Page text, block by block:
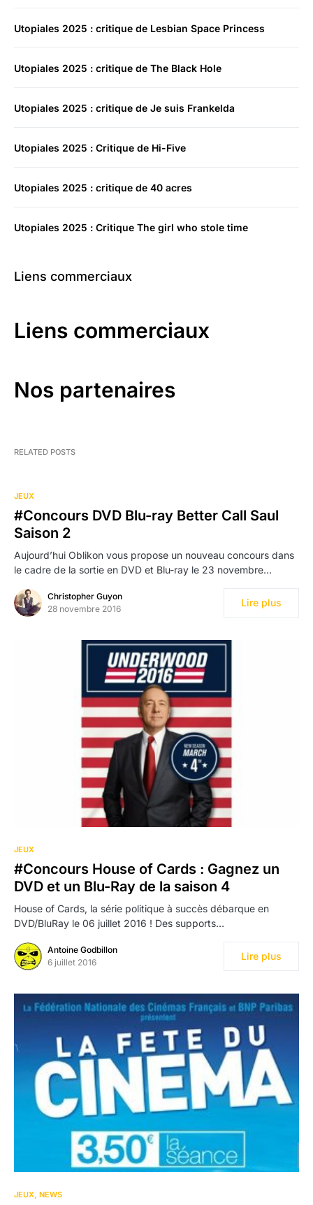
Utopiales 2025 : critique de Lesbian Space Princess
Utopiales 2025 : critique de The Black Hole
Utopiales 2025 : critique de Je suis Frankelda
Utopiales 2025 : Critique de Hi-Five
Utopiales 2025 : critique de 40 acres
Utopiales 2025 : Critique The girl who stole time
Liens commerciaux
Liens commerciaux
Nos partenaires
RELATED POSTS
JEUX
#Concours DVD Blu-ray Better Call Saul
Saison 2
Aujourd’hui Oblikon vous propose un nouveau concours dans
le cadre de la sortie en DVD et Blu-ray le 23 novembre…
Christopher Guyon
28 novembre 2016
Lire plus
JEUX
#Concours House of Cards : Gagnez un
DVD et un Blu-Ray de la saison 4
House of Cards, la série politique à succès débarque en
DVD/BluRay le 06 juillet 2016 ! Des supports…
Antoine Godbillon
6 juillet 2016
Lire plus
JEUX NEWS